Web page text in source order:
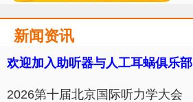
新闻资讯
欢迎加入助听器与人工耳蜗俱乐部
​2026第十届北京国际听力学大会